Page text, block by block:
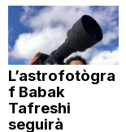
L’astrofotògra
f Babak
Tafreshi
seguirà